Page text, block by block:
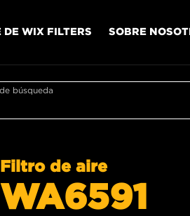
DE WIX FILTERS SOBRE
búsqueda
Filtro de aire
WA6591